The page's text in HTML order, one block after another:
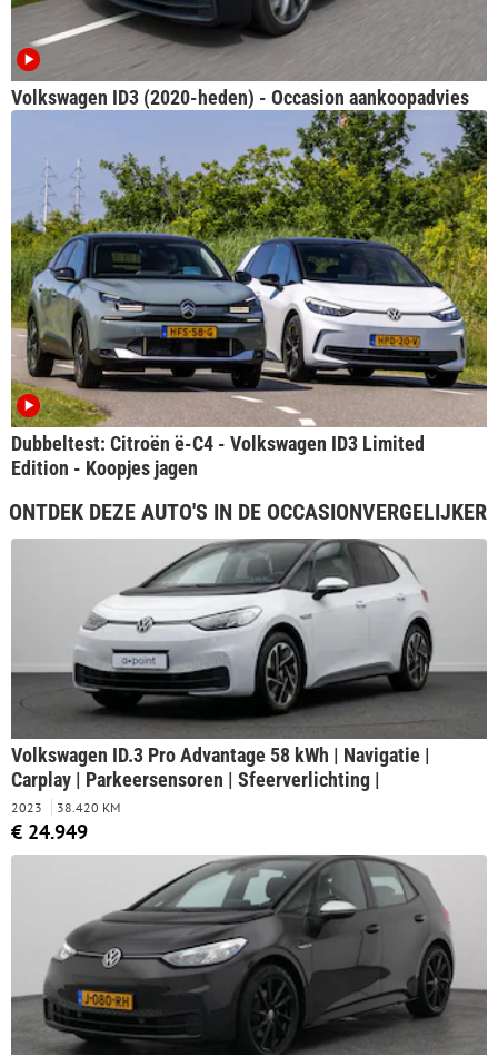
Volkswagen ID3 (2020-heden) - Occasion aankoopadvies
Dubbeltest: Citroën ë-C4 - Volkswagen ID3 Limited
Edition - Koopjes jagen
ONTDEK DEZE AUTO'S IN DE OCCASIONVERGELIJKER
Volkswagen ID.3 Pro Advantage 58 kWh | Navigatie |
Carplay | Parkeersensoren | Sfeerverlichting |
2023 38.420 KM
€ 24.949